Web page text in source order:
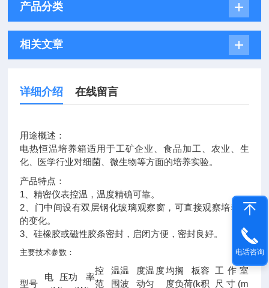
产品分类
相关文章
详细介绍 在线留言
用途概述：
电热恒温培养箱适用于工矿企业、食品加工、农业、生
化、医学行业对细菌、微生物等方面的培养实验。
产品特点：
1、精密仪表控温，温度精确可靠。
2、门中间设有双层钢化玻璃观察窗，可直接观察培养物
的变化。
3、硅橡胶或磁性胶条密封，启闭方便，密封良好。
主要技术参数：
型号
电压功率
控温
范围
温度
波动
温度均
匀度
搁板
负荷(k
容
积
工作室
尺寸 (m
电话咨询